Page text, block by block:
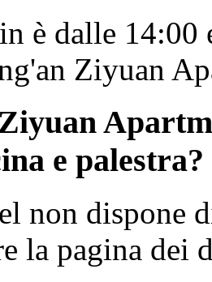
è dalle
Ziyuan
e palestra?
non dispone
la pagina dei